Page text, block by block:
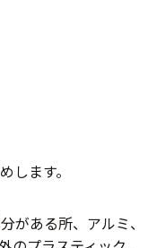
します。
がある所、アルミ、